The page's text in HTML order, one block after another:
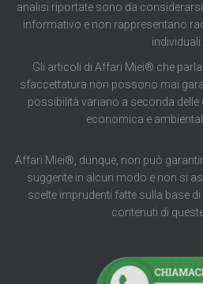
analisi riportate sono da
informativo e non rappresentano
individuali.
Gli articoli di Affari Miei® che
sfaccettatura non possono mai
possibilità variano a seconda
economica e
Affari Miei®, dunque, non può
suggerite in alcun modo e non si
scelte imprudenti fatte sulla base
contenuti di